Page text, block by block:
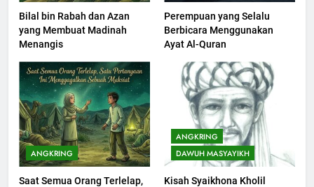
Bilal bin Rabah dan Azan
yang Membuat Madinah
Menangis
Perempuan yang Selalu
Berbicara Menggunakan
Ayat Al-Quran
ANGKRING
Saat Semua Orang Terlelap,
ANGKRING
DAWUH MASYAYIKH
Kisah Syaikhona Kholil
201
Khutbah jumat: Sejarah
Seebagai Pembangkit Jiwa
KHUTBAH
202
Khutbah Jumat : Supaya Amal
Bisa Diterima
KHUTBAH